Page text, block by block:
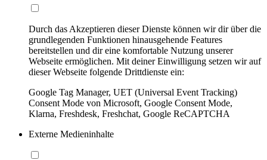
Durch das Akzeptieren dieser Dienste können wir dir über die
grundlegenden Funktionen hinausgehende Features
bereitstellen und dir eine komfortable Nutzung unserer
Webseite ermöglichen. Mit deiner Einwilligung setzen wir auf
dieser Webseite folgende Drittdienste ein:
Google Tag Manager, UET (Universal Event Tracking)
Consent Mode von Microsoft, Google Consent Mode,
Klarna, Freshdesk, Freshchat, Google ReCAPTCHA
Externe Medieninhalte